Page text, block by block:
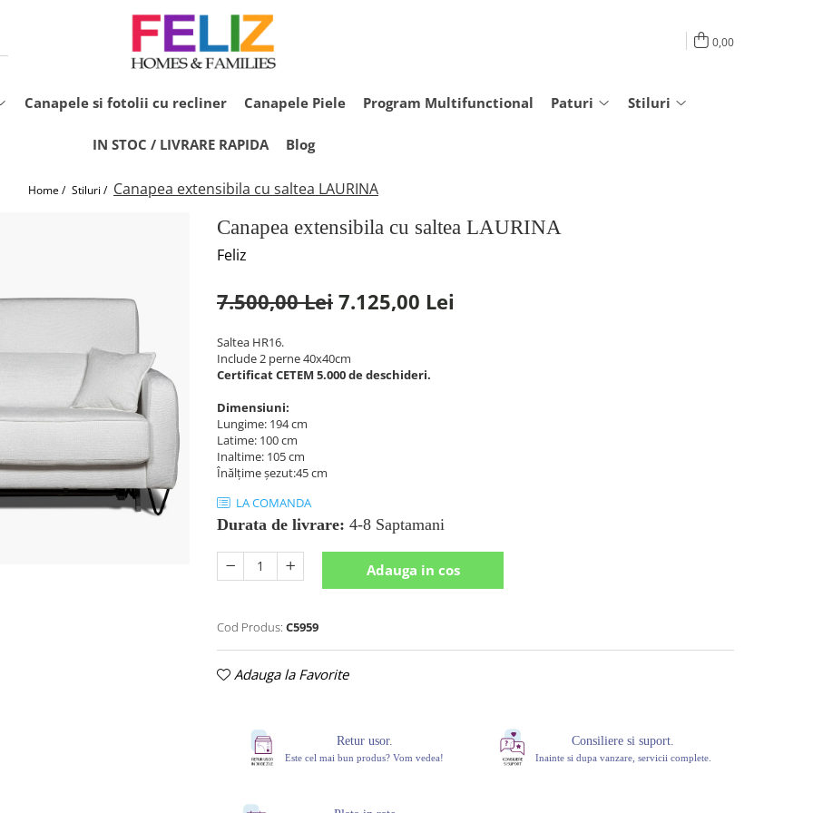
0,00
Canapele si fotolii cu recliner Canapele Piele Program Multifunctional Paturi Stiluri
IN STOC / LIVRARE RAPIDA Blog
Home / Stiluri / Canapea extensibila cu saltea LAURINA
Canapea extensibila cu saltea LAURINA
Feliz
7.500,00 Lei 7.125,00 Lei
Saltea HR16.
Include 2 perne 40x40cm
Certificat CETEM 5.000 de deschideri.
Dimensiuni:
Lungime: 194 cm
Latime: 100 cm
Inaltime: 105 cm
Înălțime șezut:45 cm
LA COMANDA
Durata de livrare: 4-8 Saptamani
Adauga in cos
Cod Produs: C5959
Adauga la Favorite
Retur usor.
Este cel mai bun produs? Vom vedea!
Consiliere si suport.
Inainte si dupa vanzare, servicii complete.